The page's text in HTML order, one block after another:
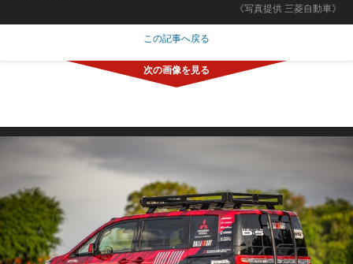
《写真提供 三菱自動車》
この記事へ戻る